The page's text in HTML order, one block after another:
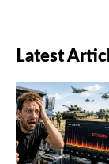
Latest